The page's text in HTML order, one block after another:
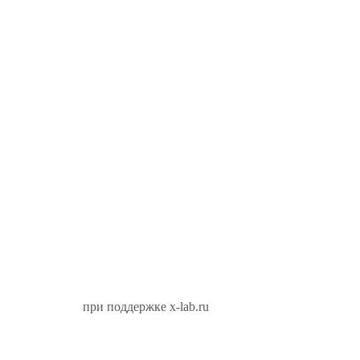
при поддержке x-lab.ru